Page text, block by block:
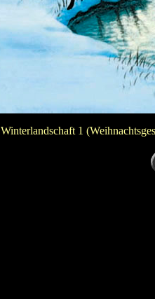
Winterlandschaft 1